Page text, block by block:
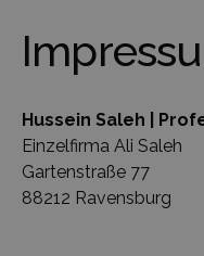
Hussein Saleh |
Einzelfirma Ali Saleh
Gartenstraße 77
88212 Ravensburg